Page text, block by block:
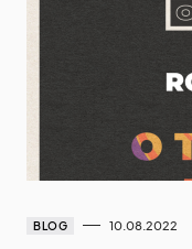
BLOG 10.08.2022